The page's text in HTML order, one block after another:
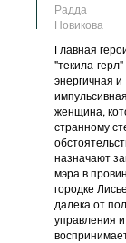
Радда
Новикова
Главная
"текила-
энергичная и
женщина,
странному
назначают
мэра в
городке
далека от
управления и